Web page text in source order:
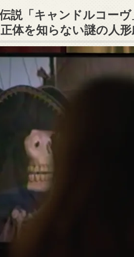
説「キャンドルコー
体を知らない謎の人形